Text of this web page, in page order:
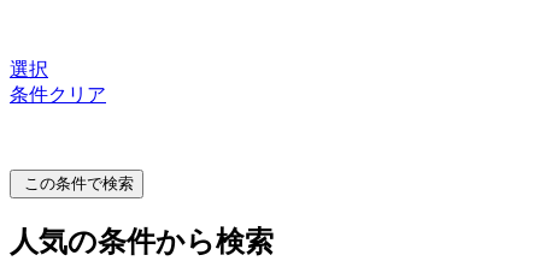
選択
条件クリア
この条件で検索
人気の条件から検索